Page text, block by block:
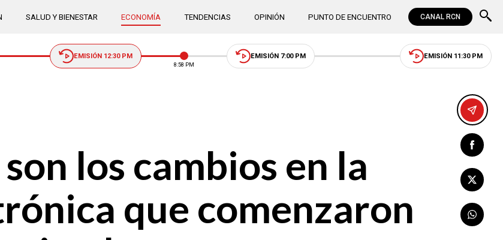
SALUD Y BIENESTAR ECONOMÍA TENDENCIAS OPINIÓN PUNTO DE ENCUENTRO CANAL RCN
EMISIÓN 12:30 PM
8:58 PM
EMISIÓN 7:00 PM EMISIÓN 11:30 PM
los cambios en la
que comenzaron